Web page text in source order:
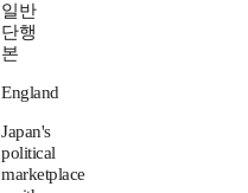
일반
단행
본
England
Japan's
political
marketplace